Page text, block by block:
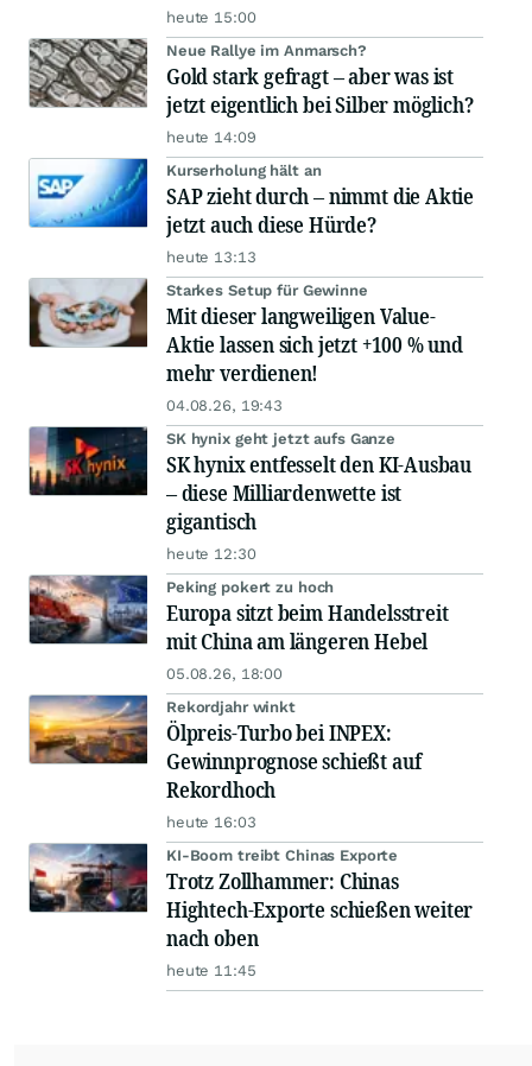
heute 15:00
Neue Rallye im Anmarsch?
Gold stark gefragt – aber was ist
jetzt eigentlich bei Silber möglich?
heute 14:09
Kurserholung hält an
SAP zieht durch – nimmt die Aktie
jetzt auch diese Hürde?
heute 13:13
Starkes Setup für Gewinne
Mit dieser langweiligen Value-
Aktie lassen sich jetzt +100 % und
mehr verdienen!
04.08.26, 19:43
SK hynix geht jetzt aufs Ganze
SK hynix entfesselt den KI-Ausbau
– diese Milliardenwette ist
gigantisch
heute 12:30
Peking pokert zu hoch
Europa sitzt beim Handelsstreit
mit China am längeren Hebel
05.08.26, 18:00
Rekordjahr winkt
Ölpreis-Turbo bei INPEX:
Gewinnprognose schießt auf
Rekordhoch
heute 16:03
KI-Boom treibt Chinas Exporte
Trotz Zollhammer: Chinas
Hightech-Exporte schießen weiter
nach oben
heute 11:45